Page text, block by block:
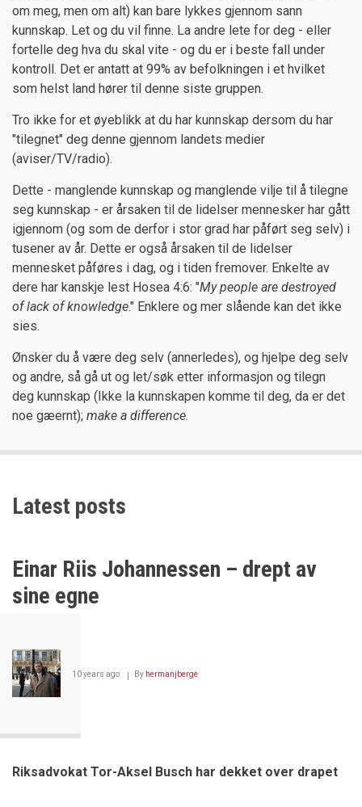
om meg, men om alt) kan bare lykkes gjennom sann
kunnskap. Let og du vil finne. La andre lete for deg - eller
fortelle deg hva du skal vite - og du er i beste fall under
kontroll. Det er antatt at 99% av befolkningen i et hvilket
som helst land hører til denne siste gruppen.
Tro ikke for et øyeblikk at du har kunnskap dersom du har
"tilegnet" deg denne gjennom landets medier
(aviser/TV/radio).
Dette - manglende kunnskap og manglende vilje til å tilegne
seg kunnskap - er årsaken til de lidelser mennesker har gått
igjennom (og som de derfor i stor grad har påført seg selv) i
tusener av år. Dette er også årsaken til de lidelser
mennesket påføres i dag, og i tiden fremover. Enkelte av
dere har kanskje lest Hosea 4:6: "My people are destroyed
of lack of knowledge." Enklere og mer slående kan det ikke
sies.
Ønsker du å være deg selv (annerledes), og hjelpe deg selv
og andre, så gå ut og let/søk etter informasjon og tilegn
deg kunnskap (Ikke la kunnskapen komme til deg, da er det
noe gæernt); make a difference.
Latest posts
Einar Riis Johannessen – drept av
sine egne
10 years ago By hermanjberge
Riksadvokat Tor-Aksel Busch har dekket over drapet